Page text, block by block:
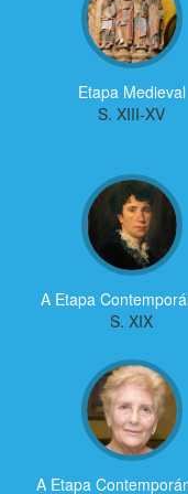
Etapa Medieval
S. XIII-XV
A Etapa
S. XIX
A Etapa